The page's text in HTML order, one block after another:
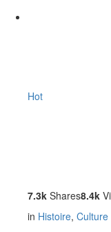
Hot
7.3k Shares8.4k
in Histoire, Culture